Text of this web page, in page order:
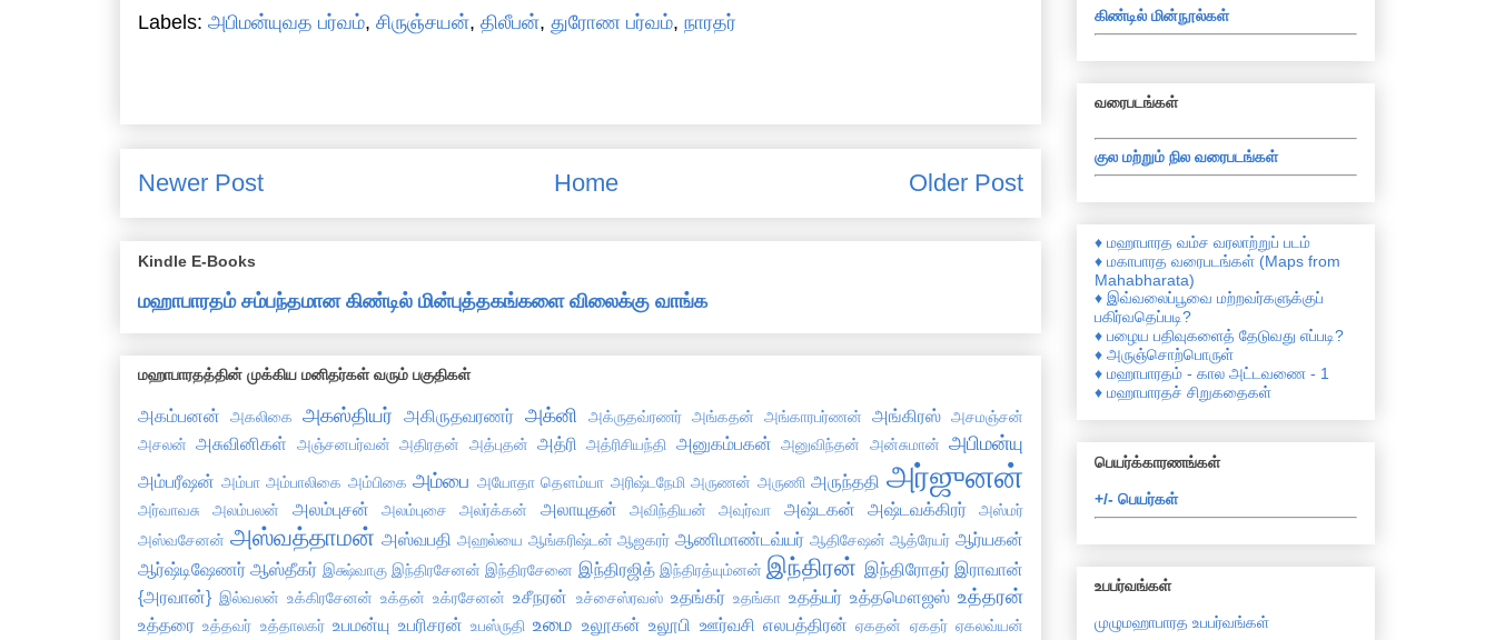
Labels: அபிமன்யுவத பர்வம், சிருஞ்சயன், திலீபன், துரோண பர்வம், நாரதர்
Newer Post Older Post
Home
Kindle E-Books
மஹாபாரதம் சம்பந்தமான கிண்டில் மின்புத்தகங்களை விலைக்கு வாங்க
மஹாபாரதத்தின் முக்கிய மனிதர்கள் வரும் பகுதிகள்
அகம்பனன் அகலிகை அகஸ்தியர் அகிருதவரணர் அக்னி அக்ருதவ்ரணர் அங்கதன் அங்காரபர்ணன் அங்கிரஸ் அசமஞ்சன்
அசலன் அசுவினிகள் அஞ்சனபர்வன் அதிரதன் அத்புதன் அத்ரி அத்ரிசியந்தி அனுகம்பகன் அனுவிந்தன் அன்சுமான் அபிமன்யு
அம்பரீஷன் அம்பா அம்பாலிகை அம்பிகை அம்பை அயோதா தௌம்யா அரிஷ்டநேமி அருணன் அருணி அருந்ததி அர்ஜுனன்
அர்வாவசு அலம்பலன் அலம்புசன் அலம்புசை அலர்க்கன் அலாயுதன் அவிந்தியன் அவுர்வா அஷ்டகன் அஷ்டவக்கிரர்
அஸ்மர்
அஸ்வசேனன் அஸ்வத்தாமன் அஸ்வபதி அஹல்யை ஆங்கரிஷ்டன் ஆஜகரர் ஆணிமாண்டவ்யர் ஆதிசேஷன் ஆத்ரேயர் ஆர்யகன்
ஆர்ஷ்டிஷேணர் ஆஸ்தீகர் இக்ஷ்வாகு இந்திரசேனன் இந்திரசேனை இந்திரஜித் இந்திரத்யும்னன் இந்திரன் இந்திரோதர் இராவான்
{அரவான்} இல்வலன் உக்கிரசேனன் உக்தன் உக்ரசேனன் உசீநரன் உச்சைஸ்ரவஸ் உதங்கர் உதங்கா உதத்யர் உத்தமௌஜஸ் உத்தரன்
உத்தரை உத்தவர் உத்தாலகர் உபமன்யு உபரிசரன் உபஸ்ருதி உமை உலூகன் உலூபி ஊர்வசி எலபத்திரன் ஏகதன் ஏகதர் ஏகலவ்யன்
கிண்டில் மின்நூல்கள்
வரைபடங்கள்
குல மற்றும் நில வரைபடங்கள்
♦ மஹாபாரத வம்ச வரலாற்றுப் படம்
♦ மகாபாரத வரைபடங்கள் (Maps from
Mahabharata)
♦ இவ்வலைப்பூவை மற்றவர்களுக்குப்
பகிர்வதெப்படி?
♦ பழைய பதிவுகளைத் தேடுவது எப்படி?
♦ அருஞ்சொற்பொருள்
♦ மஹாபாரதம் - கால அட்டவணை - 1
♦ மஹாபாரதச் சிறுகதைகள்
பெயர்க்காரணங்கள்
+/- பெயர்கள்
உபபர்வங்கள்
முழுமஹாபாரத உபபர்வங்கள்